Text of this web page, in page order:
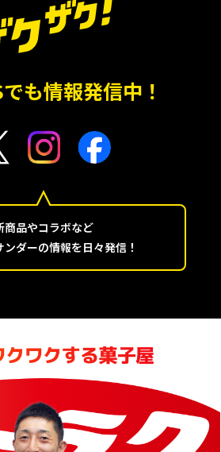
も情報発信中！
商品やコラボなど
ンダーの情報を日々発信！